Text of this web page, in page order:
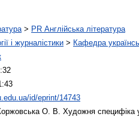
> PR Англійська література
і журналістики > Кафедра
id/eprint/14743
О. В. Художня специфіка